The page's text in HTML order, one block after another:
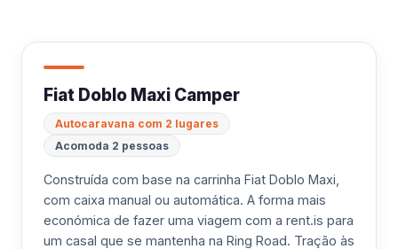
Fiat Doblo Maxi Camper
Autocaravana com 2 lugares
Acomoda 2 pessoas
Construída com base na carrinha Fiat Doblo Maxi,
com caixa manual ou automática. A forma mais
económica de fazer uma viagem com a rent.is para
um casal que se mantenha na Ring Road. Tração às